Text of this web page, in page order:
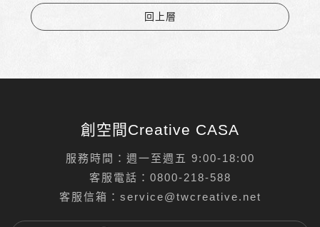
回上層
創空間Creative CASA
服務時間：週一至週五 9:00-18:00
客服電話： 0800-218-588
客服信箱： service@twcreative.net